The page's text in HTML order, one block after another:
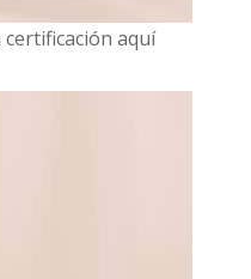
aquí